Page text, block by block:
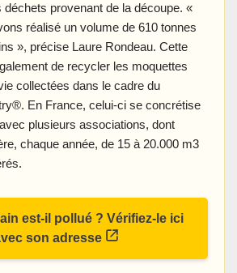
provenant de la découpe. «
réalisé un volume de 610 tonnes
», précise Laure Rondeau. Cette
de recycler les moquettes
collectées dans le cadre du
En France, celui-ci se concrétise
plusieurs associations, dont
chaque année, de 15 à 20.000 m3
est-il pollué ? Vérifiez-le ici
son adresse